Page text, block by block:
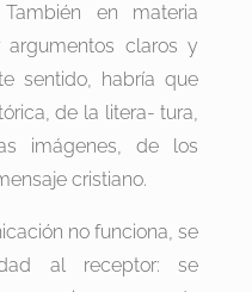
en materia
argumentos claros y
sentido, habría que
de la litera- tura,
imágenes, de los
cristiano.
no funciona, se
al receptor: se